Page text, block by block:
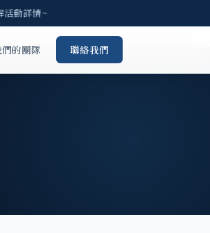
詳情~
的團隊 聯絡我們